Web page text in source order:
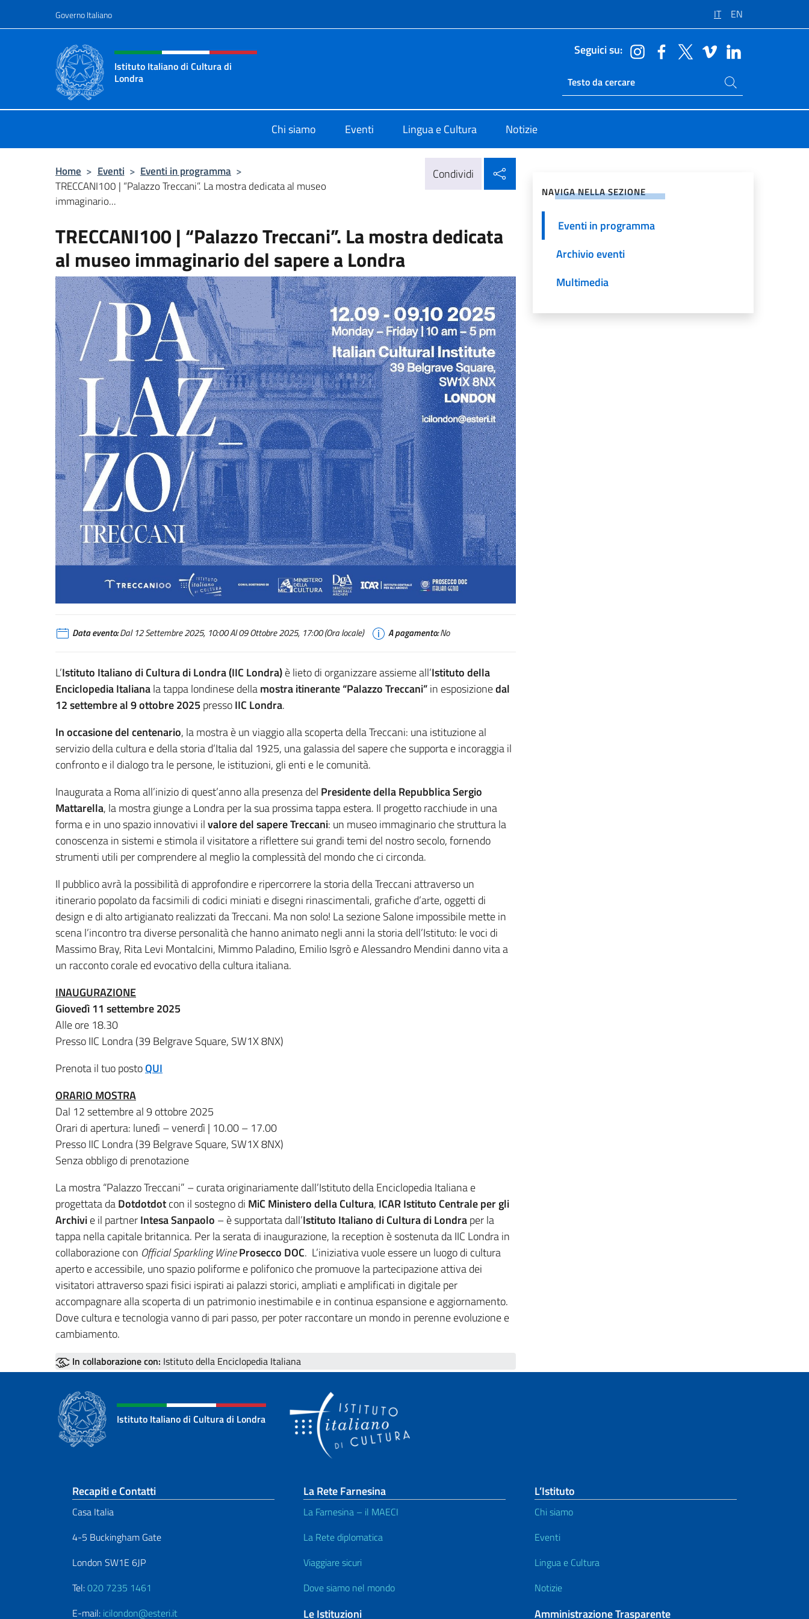
Governo Italiano IT EN
Intestazione sito, social e menù
Istituto Italiano di Cultura di
Londra
Seguici su:
Ricerca sito live
Cerca nel sito
Chi siamo Eventi Lingua e Cultura Notizie
Home > Eventi > Eventi in programma >
TRECCANI100 | “Palazzo Treccani”. La mostra dedicata al museo
immaginario...
Condividi
TRECCANI100 | “Palazzo Treccani”. La mostra dedicata
al museo immaginario del sapere a Londra
Data evento:Dal 12 Settembre 2025, 10:00 Al 09 Ottobre 2025, 17:00 (Ora locale) A pagamento:No
L’Istituto Italiano di Cultura di Londra (IIC Londra)è lieto di organizzare assieme all’Istituto della
Enciclopedia Italianala tappa londinese dellamostra itinerante “Palazzo Treccani”in esposizionedal
12 settembre al 9 ottobre 2025 pressoIIC Londra.
In occasione del centenario, la mostra è un viaggio alla scoperta della Treccani: una istituzione al
servizio della cultura e della storia d’Italia dal 1925, una galassia del sapere che supporta e incoraggia il
confronto e il dialogo tra le persone, le istituzioni, gli enti e le comunità.
Inaugurata a Roma all’inizio di quest’anno alla presenza del Presidente della Repubblica Sergio
Mattarella, la mostra giunge a Londra per la sua prossima tappa estera. Il progetto racchiude in una
forma e in uno spazio innovativi ilvalore del sapere Treccani: un museo immaginario che struttura la
conoscenza in sistemi e stimola il visitatore a riflettere sui grandi temi del nostro secolo, fornendo
strumenti utili per comprendere al meglio la complessità del mondo che ci circonda.
Il pubblico avrà la possibilità di approfondire e ripercorrere la storia della Treccani attraverso un
itinerario popolato da facsimili di codici miniati e disegni rinascimentali, grafiche d’arte, oggetti di
design e di alto artigianato realizzati da Treccani. Ma non solo! La sezione Salone impossibile mette in
scena l’incontro tra diverse personalità che hanno animato negli anni la storia dell’Istituto: le voci di
Massimo Bray, Rita Levi Montalcini, Mimmo Paladino, Emilio Isgrò e Alessandro Mendini danno vita a
un racconto corale ed evocativo della cultura italiana.
INAUGURAZIONE
Giovedì 11 settembre 2025
Alle ore 18.30
Presso IIC Londra (39 Belgrave Square, SW1X 8NX)
Prenota il tuo postoQUI
ORARIO MOSTRA
Dal 12 settembre al 9 ottobre 2025
Orari di apertura: lunedì – venerdì | 10.00 – 17.00
Presso IIC Londra (39 Belgrave Square, SW1X 8NX)
Senza obbligo di prenotazione
La mostra “Palazzo Treccani” – curata originariamente dall’Istituto della Enciclopedia Italiana e
progettata daDotdotdotcon il sostegno di MiC Ministero della Cultura, ICAR Istituto Centrale per gli
Archivie il partnerIntesa Sanpaolo – è supportata dall’Istituto Italiano di Cultura di Londraper la
tappa nella capitale britannica. Per la serata di inaugurazione, la reception è sostenuta da IIC Londra in
collaborazione con Official Sparkling WineProsecco DOC. L’iniziativa vuole essere un luogo di cultura
aperto e accessibile, uno spazio poliforme e polifonico che promuove la partecipazione attiva dei
visitatori attraverso spazi fisici ispirati ai palazzi storici, ampliati e amplificati in digitale per
accompagnare alla scoperta di un patrimonio inestimabile e in continua espansione e aggiornamento.
Dove cultura e tecnologia vanno di pari passo, per poter raccontare un mondo in perenne evoluzione e
cambiamento.
In collaborazione con: Istituto della Enciclopedia Italiana
NAVIGA NELLA SEZIONE
Eventi in programma
Archivio eventi
Multimedia
Istituto Italiano di Cultura di Londra
Sezione footer
Recapiti e Contatti
Casa Italia
4-5 Buckingham Gate
London SW1E 6JP
Tel:020 7235 1461
E-mail: icilondon@esteri.it
La Rete Farnesina
La Farnesina – il MAECI
La Rete diplomatica
Viaggiare sicuri
Dove siamo nel mondo
Le Istituzioni
L’Istituto
Chi siamo
Eventi
Lingua e Cultura
Notizie
Amministrazione Trasparente